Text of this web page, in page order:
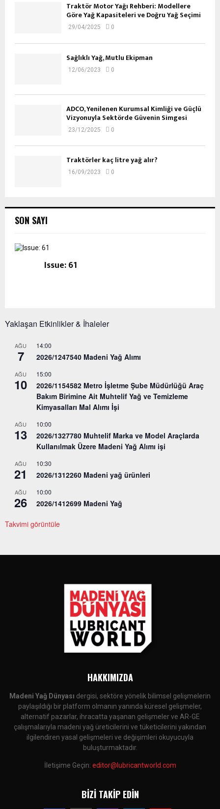
Traktör Motor Yağı Rehberi: Modellere
Göre Yağ Kapasiteleri ve Doğru Yağ Seçimi
29/04/2025 0
Sağlıklı Yağ, Mutlu Ekipman
12/06/2023 0
ADCO, Yenilenen Kurumsal Kimliği ve Güçlü
Vizyonuyla Sektörde Güvenin Simgesi
23/12/2025 0
Traktörler kaç litre yağ alır?
16/09/2023 0
SON SAYI
Issue: 61
Yaklaşan Etkinlikler & İhaleler
AĞU
7
14:00
2026/1247540 Madeni Yağ Alımı
AĞU
10
15:00
2026/1154582 Metro İşletme Şube Müdürlüğü Araç
Bakım Birimine Ait Muhtelif Yağ ve Temizleme
Kimyasalları Mal Alımı İşi
AĞU
13
10:00
2026/1327780 Muhtelif Marka ve Model Araçlarda
Kullanılmak Üzere Madeni Yağ Alımı işi
AĞU
21
10:30
2026/1312260 Madeni yağ ürünleri
AĞU
26
10:00
2026/1412699 Madeni Yağ
Takvimi görüntüle
HAKKIMIZDA
Madeni Yağ Dünyası dergisi, sektöre yönelik bilimsel gelişmelerin
paylaşıldığı bir platform olmanın yanında küresel gelişmeler,
alternatif pazarlar, ihracatta yaşanan gelişmeler ve AR-GE
çalışmalarıyla madeni yağ üreticilerini ve tüketicilerini yakından
ilgilendiren yasal gelişmeleri ve değişimleri okuyucuyla
buluşturmaktadır.
İletişime Geçin: editor@lubricantworld.com
BIZI TAKIP EDIN